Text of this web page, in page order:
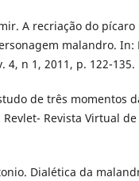
A recriação do
malandro. In:
4, n 1, 2011, p. 122-135.
estudo de três momentos
Revista Virtual de
Dialética da